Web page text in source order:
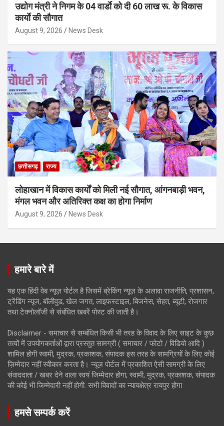
उद्योग मंत्री ने निगम के 04 वार्डाे को दी 60 लाख रू. के विकास
कार्याे की सौगात
August 9, 2026 News Desk
छत्तीसगढ़ राज्य
लोहाखान में विकास कार्यों को मिली नई सौगात, आंगनबाड़ी भवन,
मंगल भवन और अतिरिक्त कक्ष का होगा निर्माण
August 9, 2026 News Desk
हमारे बारे में
यह एक हिंदी वेब न्यूज़ पोर्टल है जिसमें ब्रेकिंग न्यूज़ के अलावा राजनीति, प्रशासन,
ट्रेंडिंग न्यूज, बॉलीवुड, खेल जगत, लाइफस्टाइल, बिजनेस, सेहत, ब्यूटी, रोजगार
तथा टेक्नोलॉजी से संबंधित खबरें पोस्ट की जाती है।
Disclaimer - समाचार से सम्बंधित किसी भी तरह के विवाद के लिए साइट के कुछ
तत्वों में उपयोगकर्ताओं द्वारा प्रस्तुत सामग्री ( समाचार / फोटो / विडियो आदि )
शामिल होगी स्वामी, मुद्रक, प्रकाशक, संपादक इस तरह के सामग्रियों के लिए कोई
ज़िम्मेदार नहीं स्वीकार करता है। न्यूज़ पोर्टल में प्रकाशित ऐसी सामग्री के लिए
संवाददाता / खबर देने वाला स्वयं जिम्मेदार होगा, स्वामी, मुद्रक, प्रकाशक, संपादक
की कोई भी जिम्मेदारी नहीं होगी. सभी विवादों का न्यायक्षेत्र रायपुर होगा
हमसे सम्पर्क करें